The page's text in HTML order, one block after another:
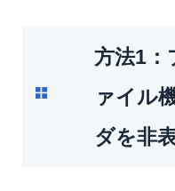
方法1：
ァイル
ダを非